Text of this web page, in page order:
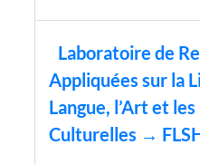
Laboratoire de
Appliquées sur la
Langue, l’Art et
Culturelles →